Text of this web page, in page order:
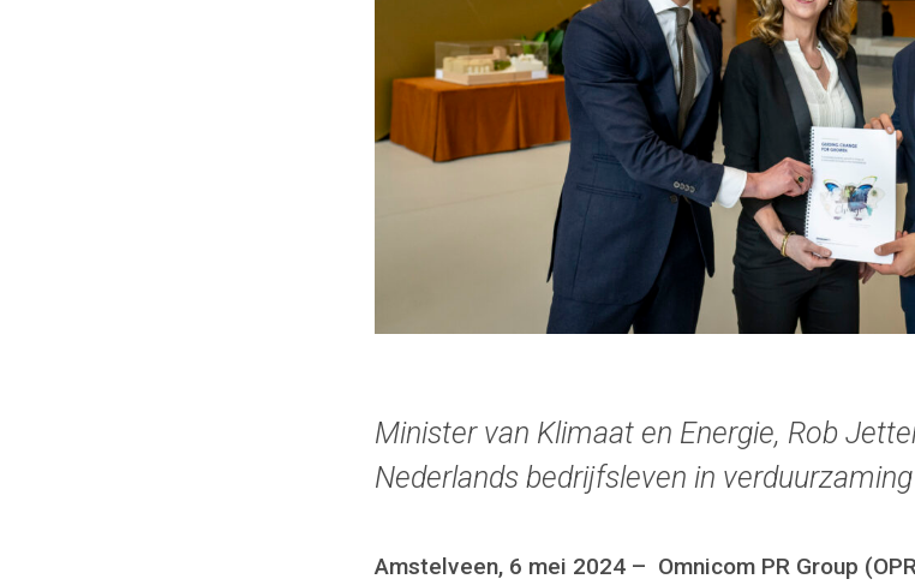
Minister van Klimaat en Energie, Rob
Nederlands bedrijfsleven in verduurzaming
Amstelveen, 6 mei 2024 – Omnicom PR Group